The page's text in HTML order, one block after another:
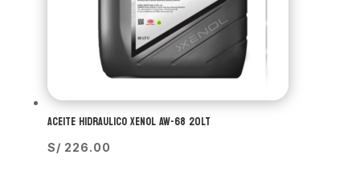
ACEITE HIDRAULICO XENOL AW-68 20LT
S/ 226.00